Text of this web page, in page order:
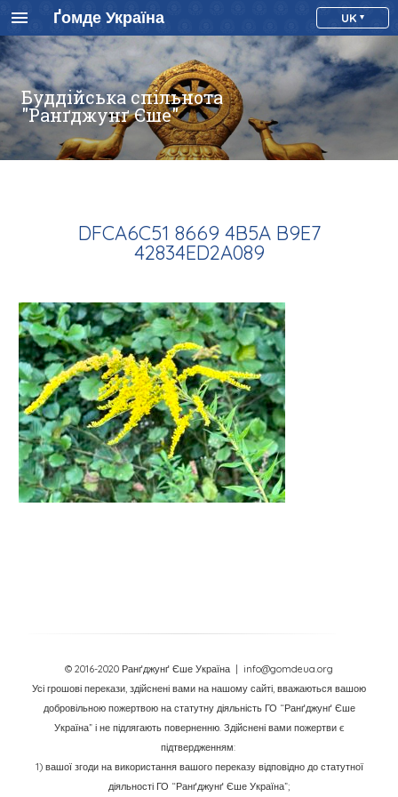
Ґомде Україна UK
Буддійська спільнота
"Ранґджунґ Єше"
DFCA6C51 8669 4B5A B9E7
42834ED2A089
© 2016-2020 Ранґджунґ Єше Україна
| info@gomdeua.org
Усі грошові перекази, здійснені вами на нашому сайті, вважаються вашою
добровільною пожертвою на статутну діяльність ГО “Ранґджунґ Єше
Україна” і не підлягають поверненню. Здійснені вами пожертви є
підтвердженням:
1) вашої згоди на використання вашого переказу відповідно до статутної
діяльності ГО “Ранґджунґ Єше Україна”;